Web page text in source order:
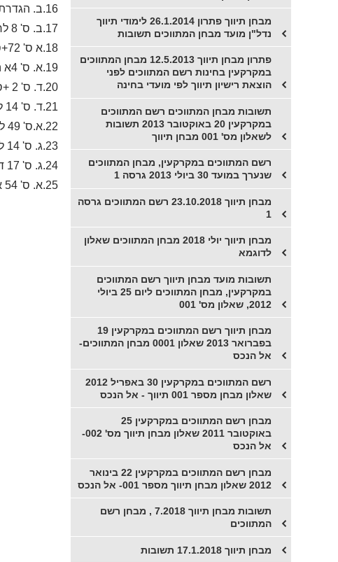
16.ב. הגדרת מקרקעין חוק המקרקעין
17.ב. ס' 8 לחוק המקרקעין.+ עא 158/77 פס"ד רבינאי נ' חברת מן השקד בע"מ(בפירוק)
18.א ס' 72+ס' 73 לחוק המקרקעין
19.א. ס' 4א העברה אגב גירושין+ הגדרת מכירת נכסים אגב הסכם גירושין
20.ד. ס' 2 +ס' 4 לחוק הגנת הצרכן
21.ד. ס' 14 לחוק המתווכים במקרקעין
22.א.ס' 49 לחוק מיסוי מקרקעין
23.ג. ס' 14 לחוק המתווכים+ הגדרת לקוח לחוק המתווכים
24.ג. ס' 17 ד לחוק מיסוי מקרקעין
25.א. ס' 54 א לחוק ההוצאה לפועל
מבחן תיווך פתרון 26.1.2014 לימודי תיווך
נדל"ן מועד מבחן המתווכים תשובות
פתרון מבחן תיווך 12.5.2013 מבחן המתווכים
במקרקעין בחינות רשם המתווכים לפני
הוצאת רישיון תיווך לפי מועדי בחינה
תשובות מבחן המתווכים רשם המתווכים
במקרקעין 20 באוקטובר 2013 תשובות
לשאלון מס' 001 מבחן תיווך
רשם המתווכים במקרקעין, מבחן המתווכים
שנערך במועד 30 ביולי 2013 גרסה 1
מבחן תיווך 23.10.2018 רשם המתווכים גרסה
1
מבחן תיווך יולי 2018 מבחן המתווכים שאלון
לדוגמא
תשובות מועד מבחן תיווך רשם המתווכים
במקרקעין, מבחן המתווכים ליום 25 ביולי
2012, שאלון מס' 001
מבחן תיווך רשם המתווכים במקרקעין 19
בפברואר 2013 שאלון 0001 מבחן המתווכים-
אל הנכס
רשם המתווכים במקרקעין 30 באפריל 2012
שאלון מבחן מספר 001 תיווך - אל הנכס
מבחן רשם המתווכים במקרקעין 25
באוקטובר 2011 שאלון מבחן תיווך מס' 002-
אל הנכס
מבחן רשם המתווכים במקרקעין 22 בינואר
2012 שאלון מבחן תיווך מספר 001- אל הנכס
תשובות מבחן תיווך 7.2018 , מבחן רשם
המתווכים
מבחן תיווך 17.1.2018 תשובות